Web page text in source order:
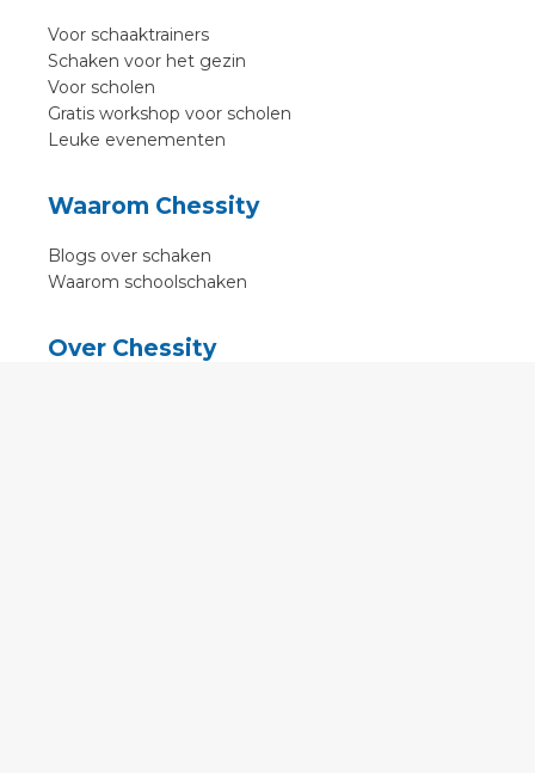
Voor schaaktrainers
Schaken voor het gezin
Voor scholen
Gratis workshop voor scholen
Leuke evenementen
Waarom Chessity
Blogs over schaken
Waarom schoolschaken
Over Chessity